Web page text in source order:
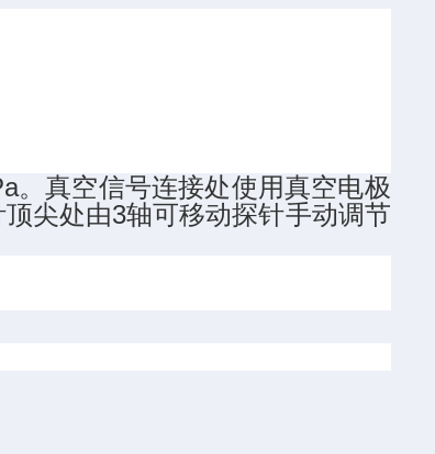
真空信号连接处使用真空电极
尖处由3轴可移动探针手动调节